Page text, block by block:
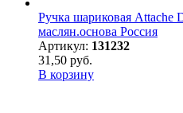
Ручка шариковая Attache
маслян.основа Россия
Артикул: 131232
31,50 руб.
В корзину